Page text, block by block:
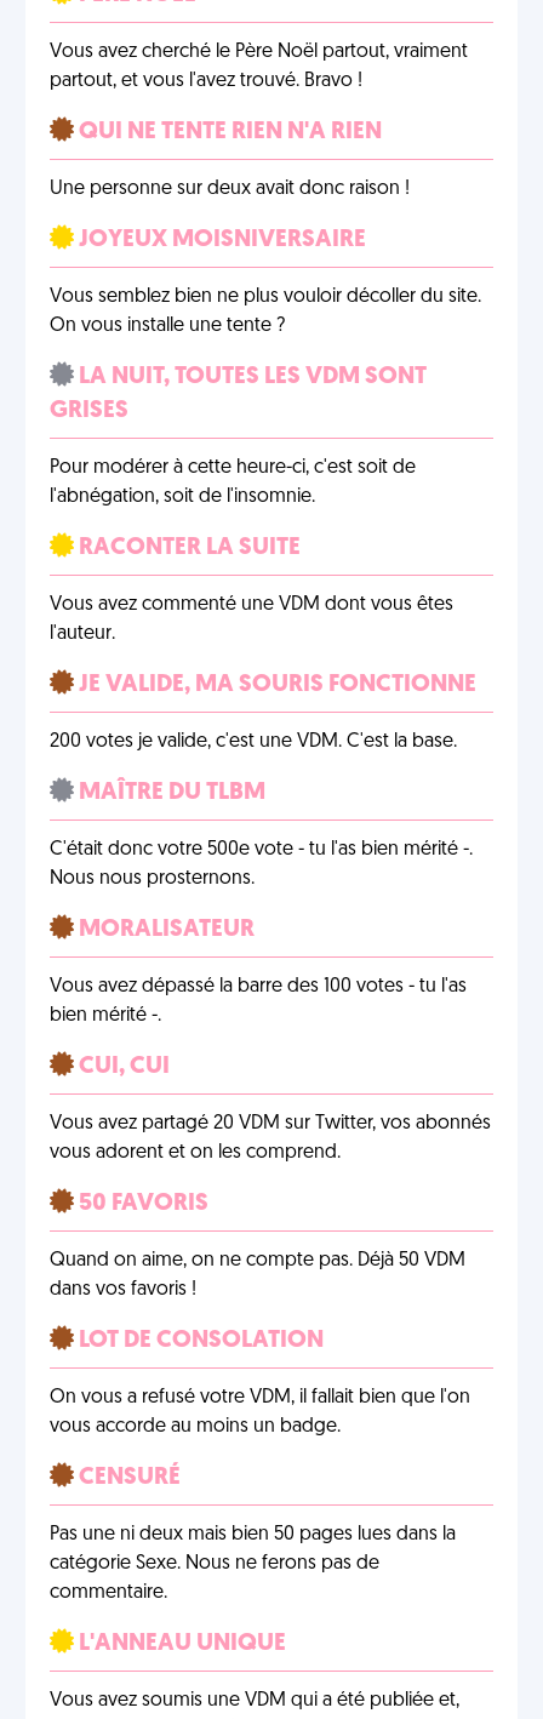
Vous avez cherché le Père Noël partout, vraiment
partout, et vous l'avez trouvé. Bravo !
QUI NE TENTE RIEN N'A RIEN
Une personne sur deux avait donc raison !
JOYEUX MOISNIVERSAIRE
Vous semblez bien ne plus vouloir décoller du site.
On vous installe une tente ?
LA NUIT, TOUTES LES VDM SONT
GRISES
Pour modérer à cette heure-ci, c'est soit de
l'abnégation, soit de l'insomnie.
RACONTER LA SUITE
Vous avez commenté une VDM dont vous êtes
l'auteur.
JE VALIDE, MA SOURIS FONCTIONNE
200 votes je valide, c'est une VDM. C'est la base.
MAÎTRE DU TLBM
C'était donc votre 500e vote - tu l'as bien mérité -.
Nous nous prosternons.
MORALISATEUR
Vous avez dépassé la barre des 100 votes - tu l'as
bien mérité -.
CUI, CUI
Vous avez partagé 20 VDM sur Twitter, vos abonnés
vous adorent et on les comprend.
50 FAVORIS
Quand on aime, on ne compte pas. Déjà 50 VDM
dans vos favoris !
LOT DE CONSOLATION
On vous a refusé votre VDM, il fallait bien que l'on
vous accorde au moins un badge.
CENSURÉ
Pas une ni deux mais bien 50 pages lues dans la
catégorie Sexe. Nous ne ferons pas de
commentaire.
L'ANNEAU UNIQUE
Vous avez soumis une VDM qui a été publiée et,